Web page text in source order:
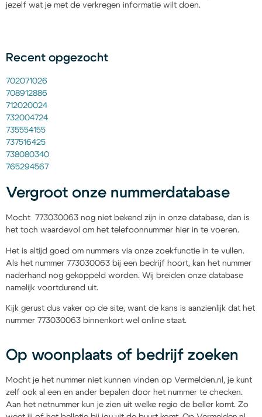
jezelf wat je met de verkregen informatie wilt doen.
Recent opgezocht
702071026
708912886
712020024
732004724
735554155
737516425
738080340
765294567
Vergroot onze nummerdatabase
Mocht 773030063 nog niet bekend zijn in onze database, dan is
het toch waardevol om het telefoonnummer hier in te voeren.
Het is altijd goed om nummers via onze zoekfunctie in te vullen.
Als het nummer 773030063 bij een bedrijf hoort, kan het nummer
naderhand nog gekoppeld worden. Wij breiden onze database
namelijk voortdurend uit.
Kijk gerust dus vaker op de site, want de kans is aanzienlijk dat het
nummer 773030063 binnenkort wel online staat.
Op woonplaats of bedrijf zoeken
Mocht je het nummer niet kunnen vinden op Vermelden.nl, je kunt
zelf ook al een en ander bepalen door het nummer te checken.
Aan het netnummer kun je zien uit welke regio de beller komt. Zo